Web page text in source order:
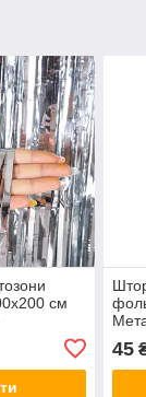
см
45